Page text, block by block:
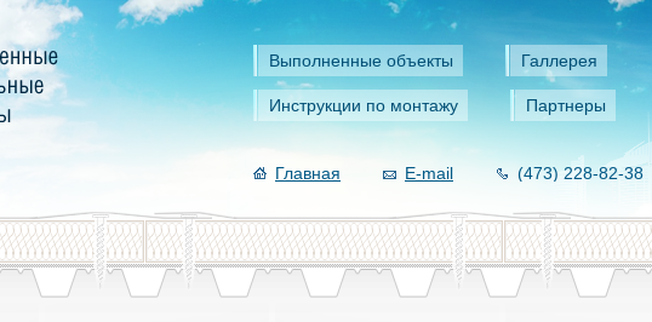
Выполненные объекты Галлерея
Инструкции по монтажу Партнеры
Главная E-mail (473) 228-82-38